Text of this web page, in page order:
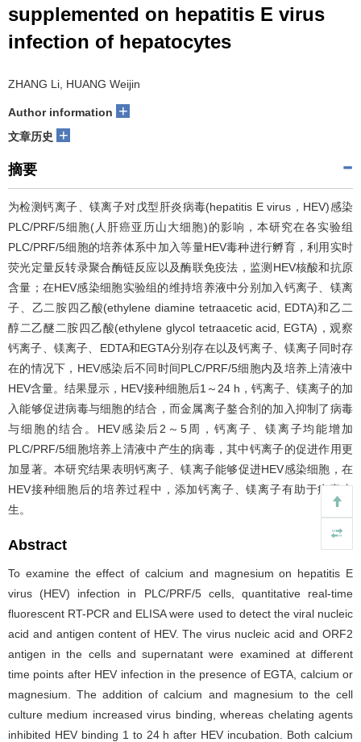
supplemented on hepatitis E virus
infection of hepatocytes
ZHANG Li, HUANG Weijin
Author information +
文章历史 +
摘要
为检测钙离子、镁离子对戊型肝炎病毒(hepatitis E virus，HEV)感染
PLC/PRF/5细胞(人肝癌亚历山大细胞)的影响，本研究在各实验组
PLC/PRF/5细胞的培养体系中加入等量HEV毒种进行孵育，利用实时
荧光定量反转录聚合酶链反应以及酶联免疫法，监测HEV核酸和抗原
含量；在HEV感染细胞实验组的维持培养液中分别加入钙离子、镁离
子、乙二胺四乙酸(ethylene diamine tetraacetic acid, EDTA)和乙二
醇二乙醚二胺四乙酸(ethylene glycol tetraacetic acid, EGTA)，观察
钙离子、镁离子、EDTA和EGTA分别存在以及钙离子、镁离子同时存
在的情况下，HEV感染后不同时间PLC/PRF/5细胞内及培养上清液中
HEV含量。结果显示，HEV接种细胞后1～24 h，钙离子、镁离子的加
入能够促进病毒与细胞的结合，而金属离子鏊合剂的加入抑制了病毒
与细胞的结合。HEV感染后2～5周，钙离子、镁离子均能增加
PLC/PRF/5细胞培养上清液中产生的病毒，其中钙离子的促进作用更
加显著。本研究结果表明钙离子、镁离子能够促进HEV感染细胞，在
HEV接种细胞后的培养过程中，添加钙离子、镁离子有助于病毒产
生。
Abstract
To examine the effect of calcium and magnesium on hepatitis E
virus (HEV) infection in PLC/PRF/5 cells, quantitative real-time
fluorescent RT-PCR and ELISA were used to detect the viral nucleic
acid and antigen content of HEV. The virus nucleic acid and ORF2
antigen in the cells and supernatant were examined at different
time points after HEV infection in the presence of EGTA, calcium or
magnesium. The addition of calcium and magnesium to the cell
culture medium increased virus binding, whereas chelating agents
inhibited HEV binding 1 to 24 h after HEV incubation. Both calcium